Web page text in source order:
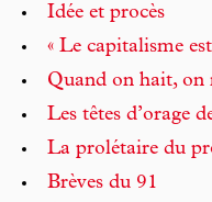
Idée et procès
« Le capitalisme
Quand on hait, on
Les têtes d’orage
La prolétaire du
Brèves du 91